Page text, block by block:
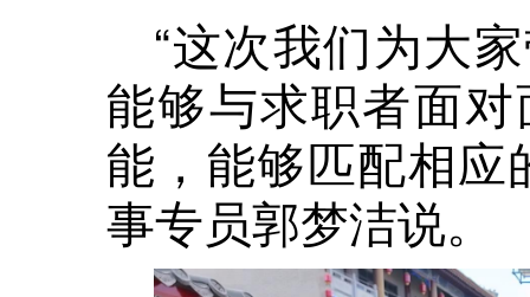
“这次我们为大
能够与求职者面
能，能够匹配相应
事专员郭梦洁说。